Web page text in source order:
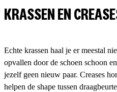
KRASSEN EN
Echte krassen haal je er meestal
opvallen door de schoen schoon
jezelf geen nieuw paar. Creases
helpen de shape tussen